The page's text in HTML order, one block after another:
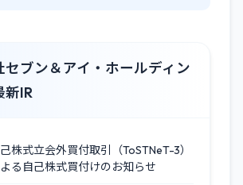
セブン＆アイ・ホールディン
新IR
株式立会外買付取引（ToSTNeT-3）
る自己株式買付けのお知らせ